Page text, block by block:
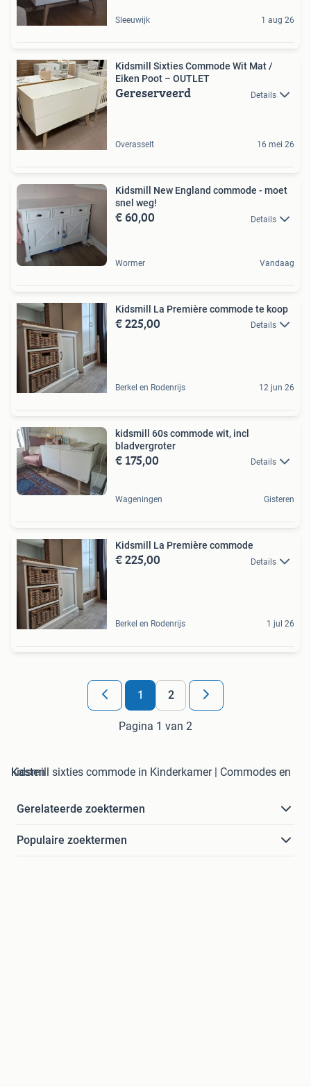
Sleeuwijk 1 aug 26
Kidsmill Sixties Commode Wit Mat /
Eiken Poot – OUTLET
Gereserveerd Details
Overasselt 16 mei 26
Kidsmill New England commode - moet
snel weg!
€ 60,00 Details
Wormer Vandaag
Kidsmill La Première commode te koop
€ 225,00 Details
Berkel en Rodenrijs 12 jun 26
kidsmill 60s commode wit, incl
bladvergroter
€ 175,00 Details
Wageningen Gisteren
Kidsmill La Première commode
€ 225,00 Details
Berkel en Rodenrijs 1 jul 26
1 2
Pagina 1 van 2
kidsmill sixties commode in Kinderkamer | Commodes en Kasten
Gerelateerde zoektermen
Populaire zoektermen